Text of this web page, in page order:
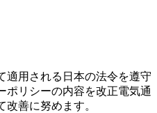
適用される日本の法令を遵守
ポリシーの内容を改正電気通
善に努めます。